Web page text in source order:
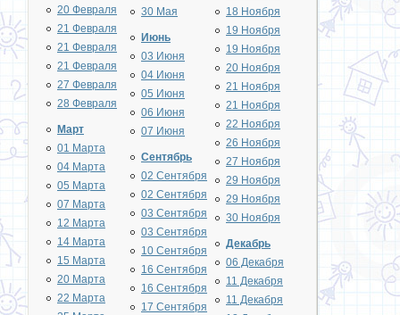
20 Февраля
21 Февраля
21 Февраля
21 Февраля
27 Февраля
28 Февраля
Март
01 Марта
04 Марта
05 Марта
07 Марта
12 Марта
14 Марта
15 Марта
20 Марта
22 Марта
30 Мая
Июнь
03 Июня
04 Июня
05 Июня
06 Июня
07 Июня
Сентябрь
02 Сентября
02 Сентября
03 Сентября
03 Сентября
10 Сентября
16 Сентября
16 Сентября
17 Сентября
18 Ноября
19 Ноября
19 Ноября
20 Ноября
21 Ноября
21 Ноября
22 Ноября
26 Ноября
27 Ноября
29 Ноября
29 Ноября
30 Ноября
Декабрь
06 Декабря
11 Декабря
11 Декабря